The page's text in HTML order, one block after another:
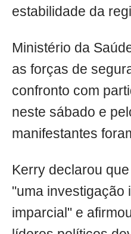
estabilidade da
Ministério da
as forças de
confronto com
neste sábado e
manifestantes
Kerry declarou
"uma investigação
imparcial" e